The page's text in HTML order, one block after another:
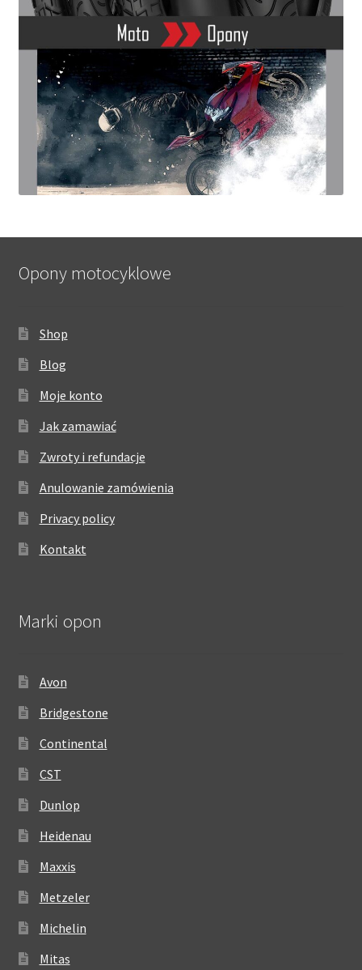
Opony motocyklowe
Shop
Blog
Moje konto
Jak zamawiać
Zwroty i refundacje
Anulowanie zamówienia
Privacy policy
Kontakt
Marki opon
Avon
Bridgestone
Continental
CST
Dunlop
Heidenau
Maxxis
Metzeler
Michelin
Mitas